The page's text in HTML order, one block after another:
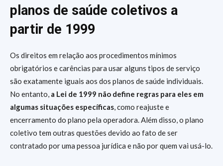
planos de saúde coletivos a
partir de 1999
Os direitos em relação aos procedimentos mínimos
obrigatórios e carências para usar alguns tipos de serviço
são exatamente iguais aos dos planos de saúde individuais.
No entanto, a Lei de 1999 não define regras para eles em
algumas situações específicas, como reajuste e
encerramento do plano pela operadora. Além disso, o plano
coletivo tem outras questões devido ao fato de ser
contratado por uma pessoa jurídica e não por quem vai usá-lo.